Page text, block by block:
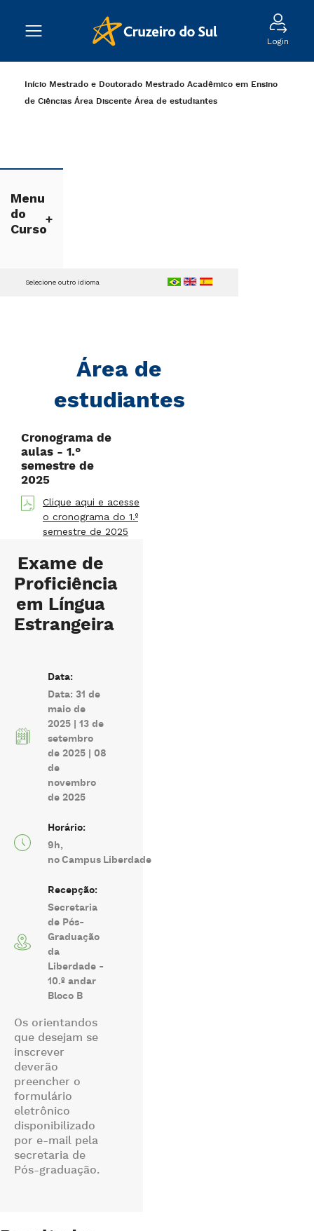
Login
Início Mestrado e Doutorado Mestrado Acadêmico em Ensino
de Ciências Área Discente Área de estudiantes
Menu
do
Curso
Área de
estudiantes
Selecione outro idioma
Cronograma de
aulas - 1.°
semestre de
2025
Clique aqui e acesse
o cronograma do 1.º
semestre de 2025
Exame de
Proficiência
em Língua
Estrangeira
Data:
Data: 31 de
maio de
2025 | 13 de
setembro
de 2025 | 08
de
novembro
de 2025
Horário:
9h,
no Campus Liberdade
Recepção:
Secretaria
de Pós-
Graduação
da
Liberdade -
10.º andar
Bloco B
Os orientandos
que desejam se
inscrever
deverão
preencher o
formulário
eletrônico
disponibilizado
por e-mail pela
secretaria de
Pós-graduação.